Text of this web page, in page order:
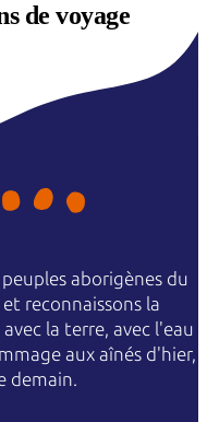
de voyage
aborigènes du
reconnaissons la
la terre, avec l'eau
aux aînés d'hier,
demain.